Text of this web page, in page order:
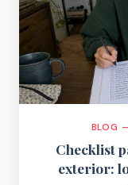
BLOG
Checklist
exterior: